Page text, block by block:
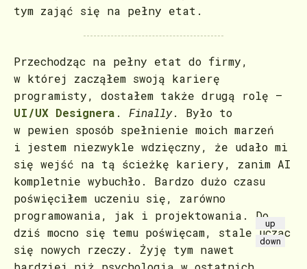
tym zająć się na pełny etat.
Przechodząc na pełny etat do firmy,
w której zacząłem swoją karierę
programisty, dostałem także drugą rolę –
UI/UX Designera . Finally. Było to
w pewien sposób spełnienie moich marzeń
i jestem niezwykle wdzięczny, że udało mi
się wejść na tą ścieżkę kariery, zanim AI
kompletnie wybuchło. Bardzo dużo czasu
poświęciłem uczeniu się, zarówno
programowania, jak i projektowania. Do
dziś mocno się temu poświęcam, stale ucząc
się nowych rzeczy. Żyję tym nawet
up
down